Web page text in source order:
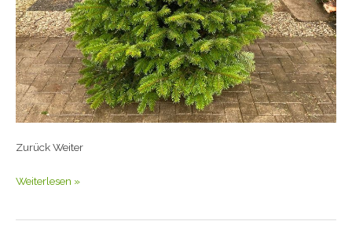
Zurück Weiter
Weiterlesen »